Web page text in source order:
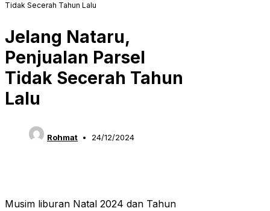
Tidak Secerah Tahun Lalu
Jelang Nataru,
Penjualan Parsel
Tidak Secerah Tahun
Lalu
Rohmat 24/12/2024
Musim liburan Natal 2024 dan Tahun